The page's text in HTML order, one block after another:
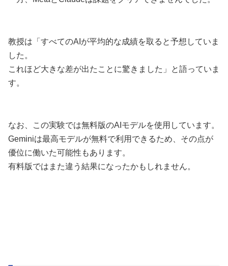
教授は「すべてのAIが平均的な成績を取ると予想していま
した。
これほど大きな差が出たことに驚きました」と語っていま
す。
なお、この実験では無料版のAIモデルを使用しています。
Geminiは最高モデルが無料で利用できるため、その点が
優位に働いた可能性もあります。
有料版ではまた違う結果になったかもしれません。